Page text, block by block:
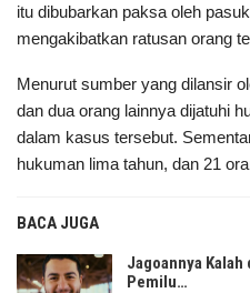
itu dibubarkan paksa oleh
mengakibatkan ratusan orang
Menurut sumber yang dilansir
dan dua orang lainnya dijatuhi
dalam kasus tersebut.
hukuman lima tahun, dan 21
BACA JUGA
Jagoannya
Pemilu…